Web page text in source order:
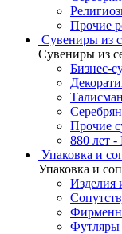
Прочие
Сувениры из
Сувениры из
Бизнес-
Прочие
880 лет
Упаковка и
Упаковка и
Изделия
Футляры